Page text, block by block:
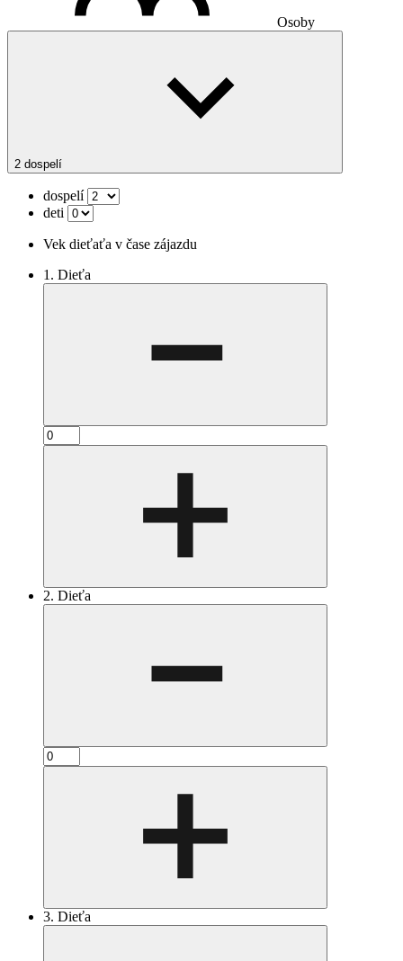
Osoby
2 dospelí
dospelí
deti
Vek dieťaťa v čase zájazdu
1. Dieťa
2. Dieťa
3. Dieťa